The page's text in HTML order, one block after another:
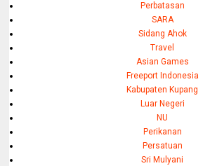
Perbatasan
SARA
Sidang Ahok
Travel
Asian Games
Freeport Indonesia
Kabupaten Kupang
Luar Negeri
NU
Perikanan
Persatuan
Sri Mulyani